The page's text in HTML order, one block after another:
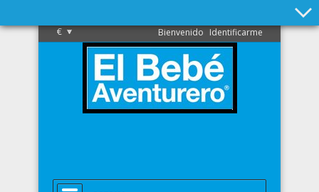
€ Bienvenido Identificarme